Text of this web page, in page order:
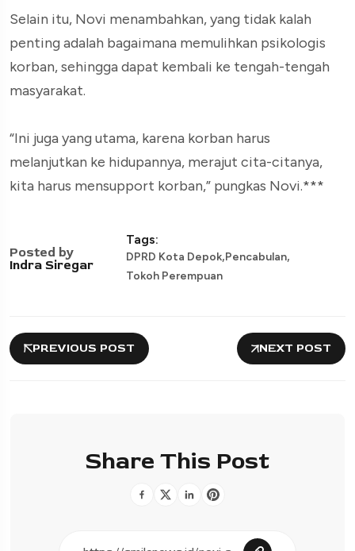
Selain itu, Novi menambahkan, yang tidak kalah
penting adalah bagaimana memulihkan psikologis
korban, sehingga dapat kembali ke tengah-tengah
masyarakat.
“Ini juga yang utama, karena korban harus
melanjutkan ke hidupannya, merajut cita-citanya,
kita harus mensupport korban,” pungkas Novi.***
Posted by
Indra Siregar
Tags:
DPRD Kota Depok,Pencabulan,
Tokoh Perempuan
PREVIOUS POST NEXT POST
Share This Post